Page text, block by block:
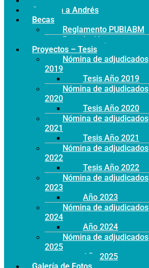
Conozca a Andrés
Becas
Reglamento PUBIABM
Postulación
Proyectos – Tesis
Nómina de adjudicados
2019
Tesis Año 2019
Nómina de adjudicados
2020
Tesis Año 2020
Nómina de adjudicados
2021
Tesis Año 2021
Nómina de adjudicados
2022
Tesis Año 2022
Nómina de adjudicados
2023
Año 2023
Nómina de adjudicados
2024
Año 2024
Nómina de adjudicados
2025
Año 2025